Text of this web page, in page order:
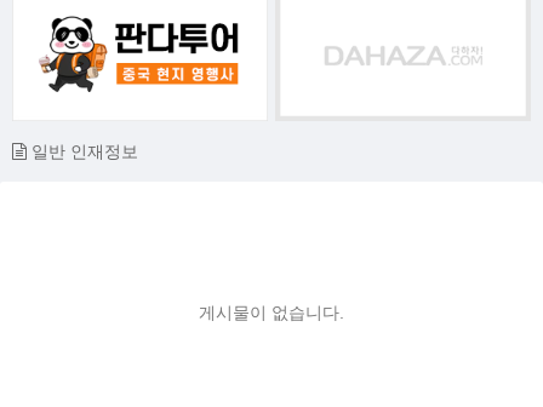
일반 인재정보
게시물이 없습니다.